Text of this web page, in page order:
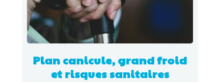
Plan canicule, grand froid
et risques sanitaires